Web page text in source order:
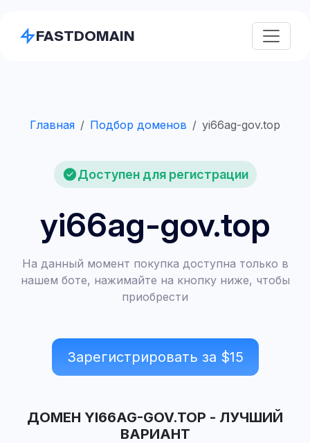
FASTDOMAIN
Главная Подбор доменов yi66ag-gov.top
Доступен для регистрации
yi66ag-gov.top
На данный момент покупка доступна только в
нашем боте, нажимайте на кнопку ниже, чтобы
приобрести
Зарегистрировать за $15
ДОМЕН YI66AG-GOV.TOP - ЛУЧШИЙ
ВАРИАНТ